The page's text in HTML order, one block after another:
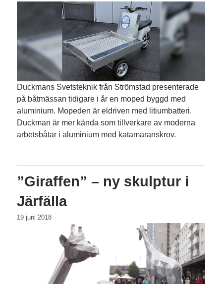
Duckmans Svetsteknik från Strömstad presenterade
på båtmässan tidigare i år en moped byggd med
aluminium. Mopeden är eldriven med litiumbatteri.
Duckman är mer kända som tillverkare av moderna
arbetsbåtar i aluminium med katamaranskrov.
”Giraffen” – ny skulptur i
Järfälla
19 juni 2018